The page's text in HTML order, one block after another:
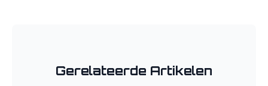
Gerelateerde Artikelen